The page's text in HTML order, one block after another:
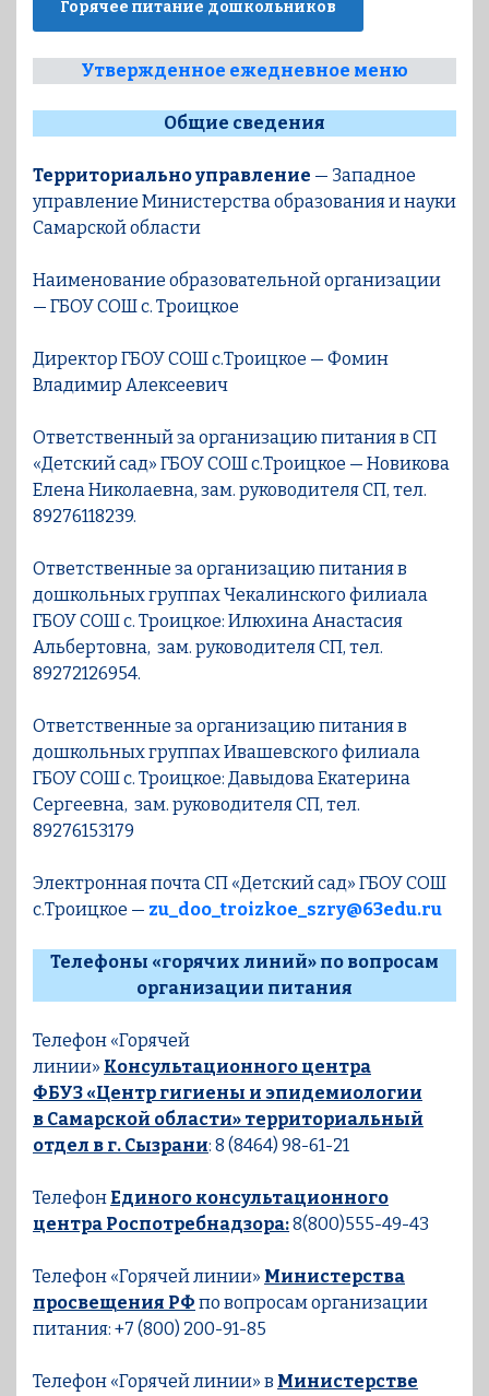
Горячее питание дошкольников
Утвержденное ежедневное меню
Общие сведения
Территориально управление — Западное
управление Министерства образования и науки
Самарской области
Наименование образовательной организации
— ГБОУ СОШ с. Троицкое
Директор ГБОУ СОШ с.Троицкое — Фомин
Владимир Алексеевич
Ответственный за организацию питания в СП
«Детский сад» ГБОУ СОШ с.Троицкое — Новикова
Елена Николаевна, зам. руководителя СП, тел.
89276118239.
Ответственные за организацию питания в
дошкольных группах Чекалинского филиала
ГБОУ СОШ с. Троицкое: Илюхина Анастасия
Альбертовна, зам. руководителя СП, тел.
89272126954.
Ответственные за организацию питания в
дошкольных группах Ивашевского филиала
ГБОУ СОШ с. Троицкое: Давыдова Екатерина
Сергеевна, зам. руководителя СП, тел.
89276153179
Электронная почта СП «Детский сад» ГБОУ СОШ
с.Троицкое — zu_doo_troizkoe_szry@63edu.ru
Телефоны «горячих линий» по вопросам
организации питания
Телефон «Горячей
линии» Консультационного центра
ФБУЗ «Центр гигиены и эпидемиологии
в Самарской области» территориальный
отдел в г. Сызрани: 8 (8464) 98-61-21
Телефон Единого консультационного
центра Роспотребнадзора:8(800)555-49-43
Телефон «Горячей линии» Министерства
просвещения РФ по вопросам организации
питания: +7 (800) 200-91-85
Телефон «Горячей линии» в Министерстве